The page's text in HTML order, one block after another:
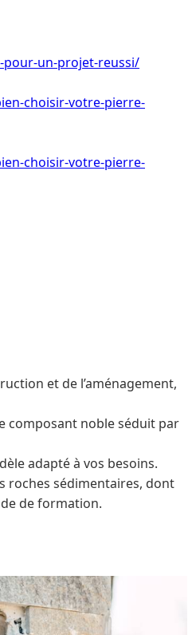
un-projet-reussi/
choisir-votre-pierre-
choisir-votre-pierre-
et de l’aménagement,
composant noble séduit par
adapté à vos besoins.
roches sédimentaires, dont
de formation.